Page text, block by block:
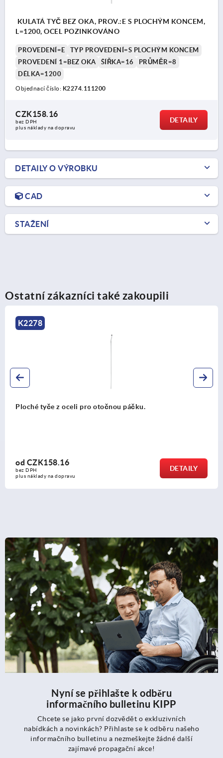
KULATÁ TYČ BEZ OKA, PROV.:E S PLOCHÝM KONCEM,
L=1200, OCEL POZINKOVÁNO
PROVEDENÍ=E
TYP PROVEDENÍ=S PLOCHÝM KONCEM
PROVEDENÍ 1=BEZ OKA
ŠÍŘKA=16
PRŮMĚR=8
DÉLKA=1200
Objednací číslo: K2274.111200
CZK158.16
bez DPH
plus náklady na dopravu
DETAILY
DETAILY O VÝROBKU
CAD
STAŽENÍ
Ostatní zákazníci také zakoupili
Pouzdra pro západky ze zinku
odCZK30.89
plus náklady na dopravu
Nyní se přihlašte k odběru
informačního bulletinu KIPP
Chcete se jako první dozvědět o exkluzivních
nabídkách a novinkách? Přihlaste se k odběru našeho
informačního bulletinu a nezmeškejte žádné další
zajímavé propagační akce!